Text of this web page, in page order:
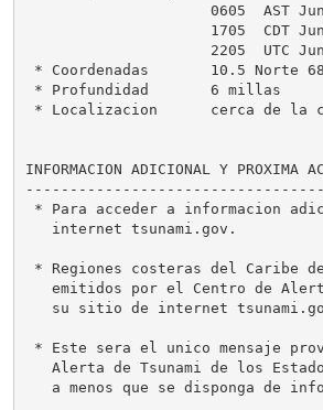
0605  AST
1705  CDT
2205  UTC
* Coordenadas       10.5 Norte
* Profundidad       6 millas
* Localizacion      cerca de la
INFORMACION ADICIONAL Y PROXIMA
* Para acceder a informacion
   internet tsunami.gov.
* Regiones costeras del Caribe
emitidos por el Centro de
su sitio de internet
* Este sera el unico mensaje
Alerta de Tsunami de los
a menos que se disponga de